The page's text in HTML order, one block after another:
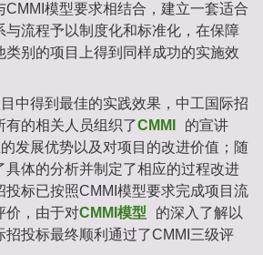
模型要求相结合，建立一套适合
流程予以制度化和标准化，在保障
别的项目上得到同样成功的实施效
中得到最佳的实践效果，中工国际招
的相关人员组织了CMMI
的宣讲
发展优势以及对项目的改进价值；随
体的分析并制定了相应的过程改进
标已按照CMMI模型要求完成项目流
价，由于对CMMI模型
的深入了解以
投标最终顺利通过了CMMI三级评